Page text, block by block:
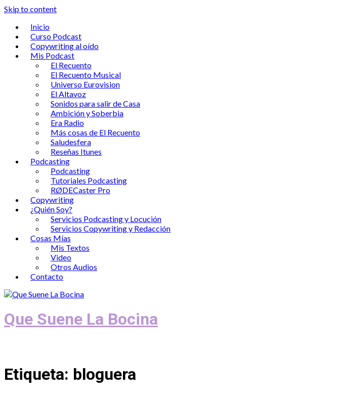
Skip to content
Inicio
Curso Podcast
Copywriting al oído
Mis Podcast
El Recuento
El Recuento Musical
Universo Eurovision
El Altavoz
Sonidos para salir de Casa
Ambición y Soberbia
Era Radio
Más cosas de El Recuento
Saludesfera
Reseñas Itunes
Podcasting
Podcasting
Tutoriales Podcasting
RØDECaster Pro
Copywriting
¿Quién Soy?
Servicios Podcasting y Locución
Servicios Copywriting y Redacción
Cosas Mías
Mis Textos
Video
Otros Audios
Contacto
Que Suene La Bocina
Etiqueta: bloguera